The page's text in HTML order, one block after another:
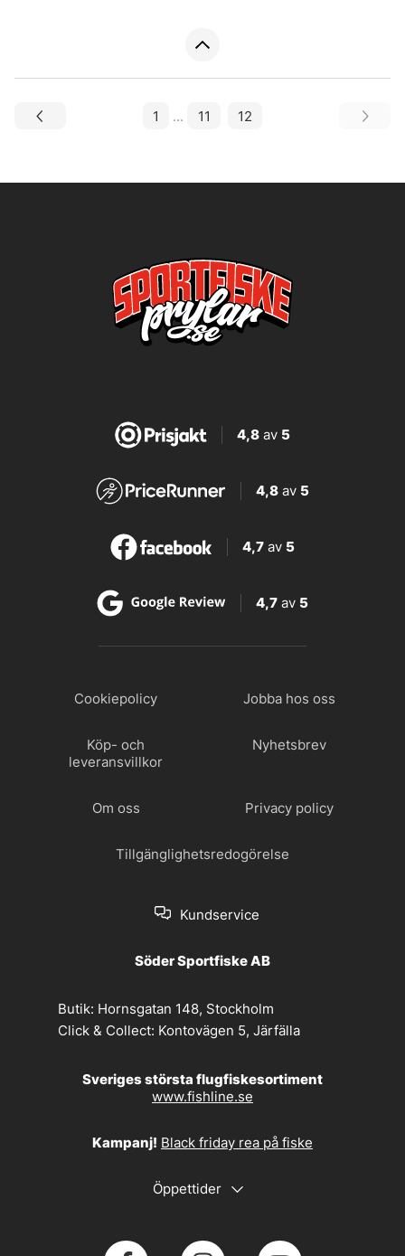
1 ... 11 12
4,8av 5
4,8 av 5
4,7 av 5
4,7 av 5
Cookiepolicy Jobba hos oss
Köp- och
leveransvillkor
Nyhetsbrev
Om oss Privacy policy
Tillgänglighetsredogörelse
Kundservice
Söder Sportfiske AB
Butik: Hornsgatan 148, Stockholm
Click & Collect: Kontovägen 5, Järfälla
Sveriges största flugfiskesortiment
www.fishline.se
Kampanj! Black friday rea på fiske
Öppettider